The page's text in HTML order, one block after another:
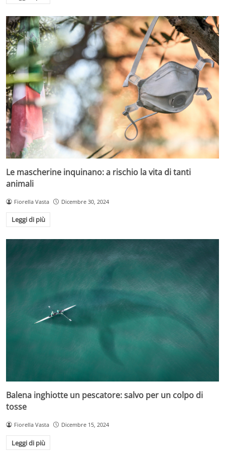
Le mascherine inquinano: a rischio la vita di tanti
animali
Fiorella Vasta Dicembre 30, 2024
Leggi di più
Balena inghiotte un pescatore: salvo per un colpo di
tosse
Fiorella Vasta Dicembre 15, 2024
Leggi di più